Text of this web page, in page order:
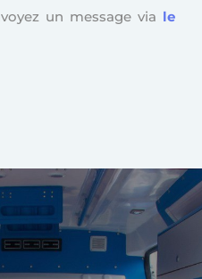
un message via le